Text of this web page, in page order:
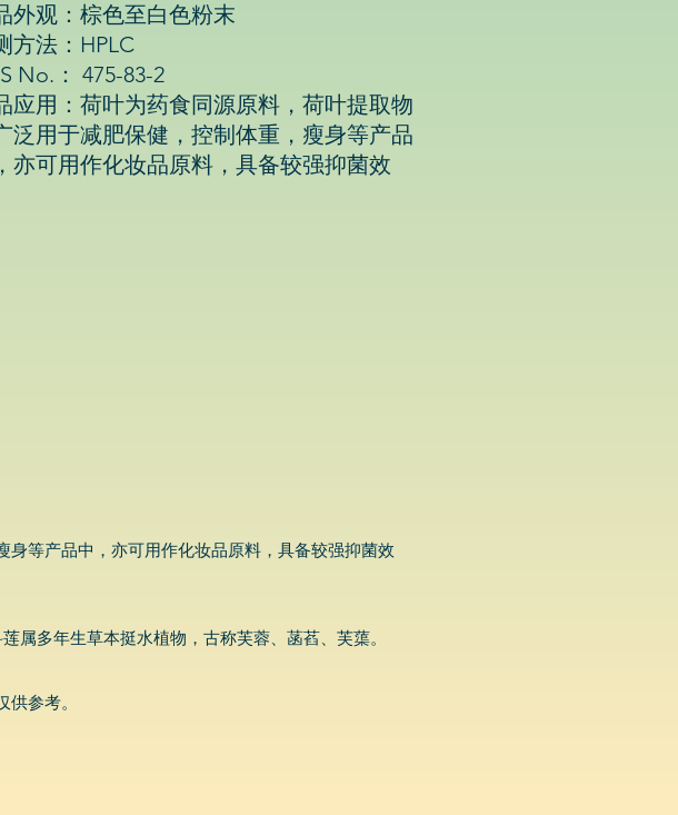
外观：棕色至白色粉末
方法：HPLC
No.： 475-83-2
应用：荷叶为药食同源原料，荷叶提取物
泛用于减肥保健，控制体重，瘦身等产品
亦可用作化妆品原料，具备较强抑菌效
等产品中，亦可用作化妆品原料，具备较强抑菌效
属多年生草本挺水植物，古称芙蓉、菡萏、芙蕖。
参考。